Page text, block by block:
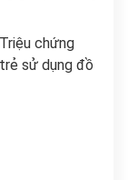
chứng
sử dụng đồ